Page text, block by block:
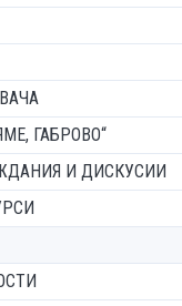
ГАБРОВО“
И ДИСКУСИИ